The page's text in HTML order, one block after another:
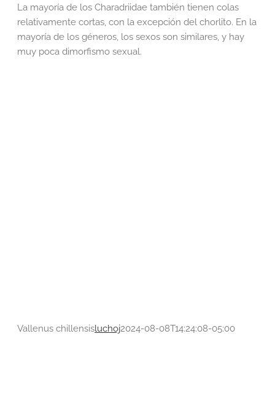
La mayoría de los Charadriidae también tienen colas
relativamente cortas, con la excepción del chorlito. En la
mayoría de los géneros, los sexos son similares, y hay
muy poca dimorfismo sexual.
Vallenus chillensisluchoj2024-08-08T14:24:08-05:00